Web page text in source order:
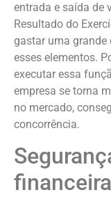
entrada e saída de
Resultado do
gastar uma
esses elementos.
executar essa
empresa se torna
no mercado,
concorrência.
financeira